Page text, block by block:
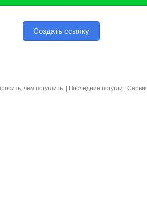
Создать ссылку
чем погуглить. Последние погугли |